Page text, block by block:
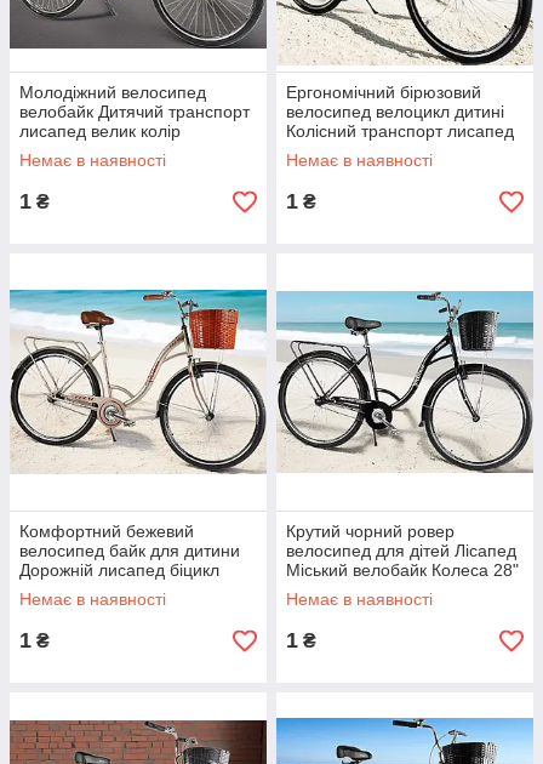
Молодіжний велосипед
велобайк Дитячий транспорт
лисапед велик колір
виноград Рама 20" Колеса
28" Кошик Гальмо
Немає в наявності
1 ₴
Ергономічний бірюзовий
велосипед велоцикл дитині
Колісний транспорт лисапед
байк Колеса 28" Рама 20"
Кошик
Немає в наявності
1 ₴
Комфортний бежевий
велосипед байк для дитини
Дорожній лисапед біцикл
Колеса 28" Рама 20" Кошик
дзвіночок
Немає в наявності
1 ₴
Крутий чорний ровер
велосипед для дітей Лісапед
Міський велобайк Колеса 28"
Рама 20" Великі колеса
Кошик
Немає в наявності
1 ₴